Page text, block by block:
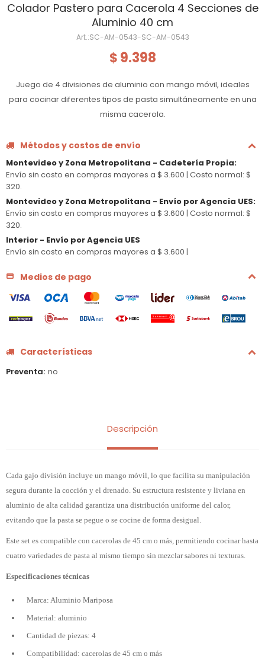
Colador Pastero para Cacerola 4 Secciones de
Aluminio 40 cm
SC-AM-0543-SC-AM-0543
$ 9.398
Juego de 4 divisiones de aluminio con mango móvil, ideales
para cocinar diferentes tipos de pasta simultáneamente en una
misma cacerola.
Métodos y costos de envío
Montevideo y Zona Metropolitana - Cadetería Propia:
Envío sin costo en compras mayores a $ 3.600 | Costo normal: $
320.
Montevideo y Zona Metropolitana - Envío por Agencia UES:
Envío sin costo en compras mayores a $ 3.600 | Costo normal: $
320.
Interior - Envío por Agencia UES
Envío sin costo en compras mayores a $ 3.600 |
Medios de pago
Características
Preventa no
Descripción
Cada gajo división incluye un mango móvil, lo que facilita su manipulación
segura durante la cocción y el drenado. Su estructura resistente y liviana en
aluminio de alta calidad garantiza una distribución uniforme del calor,
evitando que la pasta se pegue o se cocine de forma desigual.
Este set es compatible con cacerolas de 45 cm o más, permitiendo cocinar hasta
cuatro variedades de pasta al mismo tiempo sin mezclar sabores ni texturas.
Especificaciones técnicas
Marca: Aluminio Mariposa
Material: aluminio
Cantidad de piezas: 4
Compatibilidad: cacerolas de 45 cm o más